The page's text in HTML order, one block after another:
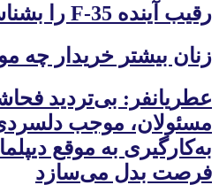
رقیب آینده F-35 را بشناسید
زنان بیشتر خریدار چه
عطریانفر: بی‌تردید
مسئولان، موجب
به‌کارگیری به موقع
فرصت بدل می‌سازد